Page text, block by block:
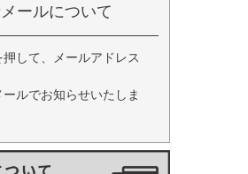
ールについて
して、メールアドレス
ルでお知らせいたしま